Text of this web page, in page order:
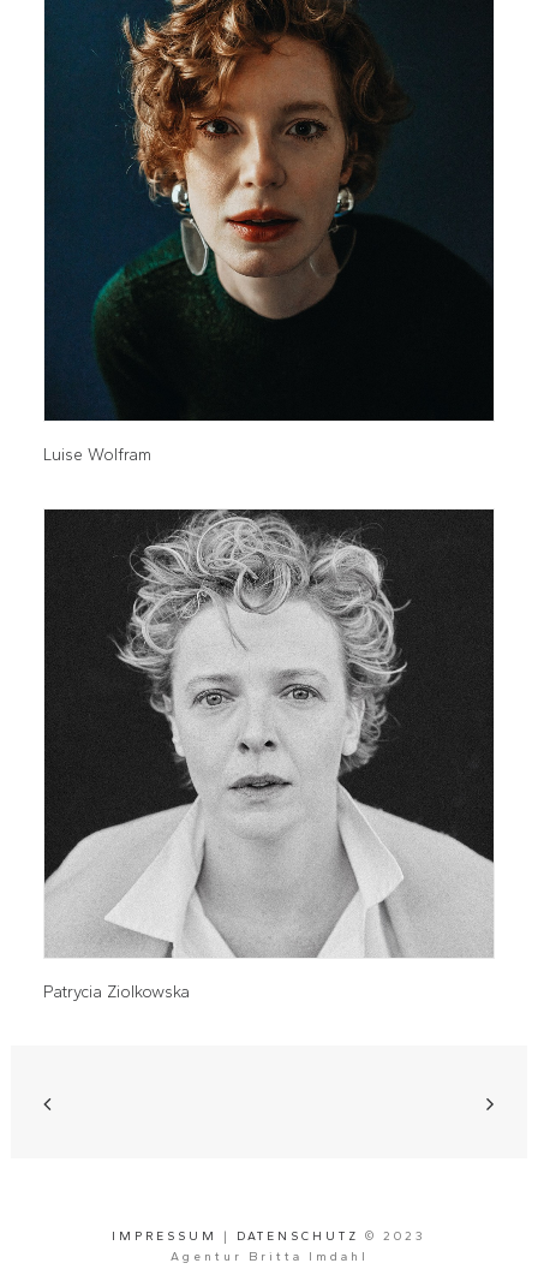
Luise Wolfram
Patrycia Ziolkowska
IMPRESSUM | DATENSCHUTZ
© 2023
Agentur Britta Imdahl